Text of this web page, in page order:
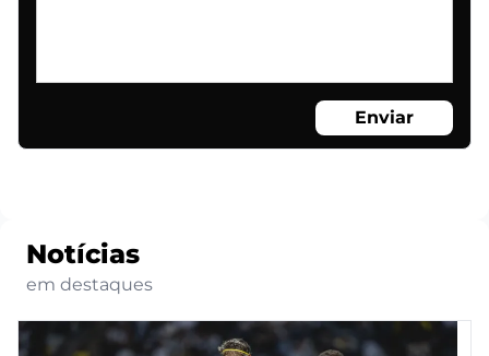
Enviar
Notícias
em destaques